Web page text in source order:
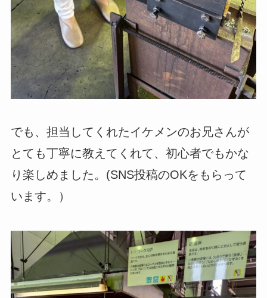
でも、担当してくれたイケメンのお兄さんが
とても丁寧に教えてくれて、初心者でもかな
り楽しめました。(SNS投稿のOKをもらって
います。）